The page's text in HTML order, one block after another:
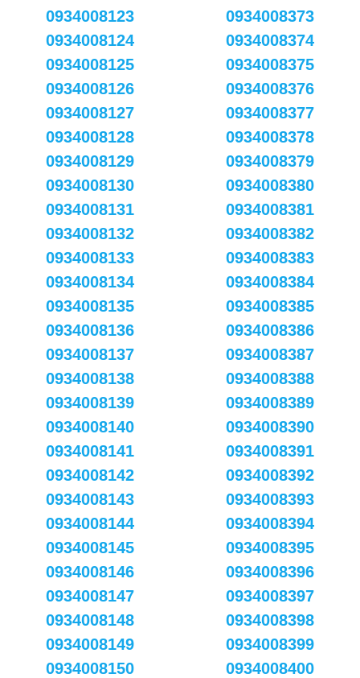
0934008123
0934008124
0934008125
0934008126
0934008127
0934008128
0934008129
0934008130
0934008131
0934008132
0934008133
0934008134
0934008135
0934008136
0934008137
0934008138
0934008139
0934008140
0934008141
0934008142
0934008143
0934008144
0934008145
0934008146
0934008147
0934008148
0934008149
0934008150
0934008373
0934008374
0934008375
0934008376
0934008377
0934008378
0934008379
0934008380
0934008381
0934008382
0934008383
0934008384
0934008385
0934008386
0934008387
0934008388
0934008389
0934008390
0934008391
0934008392
0934008393
0934008394
0934008395
0934008396
0934008397
0934008398
0934008399
0934008400